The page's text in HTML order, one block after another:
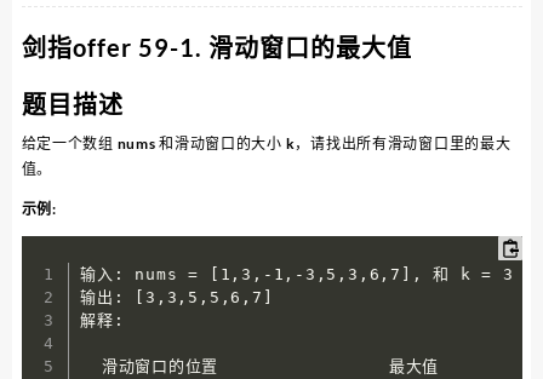
剑指offer 59-1. 滑动窗口的最大值
题目描述
给定一个数组 nums 和滑动窗口的大小 k，请找出所有滑动窗口里的最大
值。
示例:
输入: nums = [1,3,-1,-3,5,3,6,7], 和 k = 3
输出: [3,3,5,5,6,7]
解释:
  滑动窗口的位置                最大值